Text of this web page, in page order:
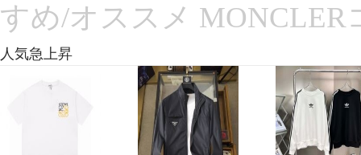
すめ/オススメ MONCLER
人気急上昇